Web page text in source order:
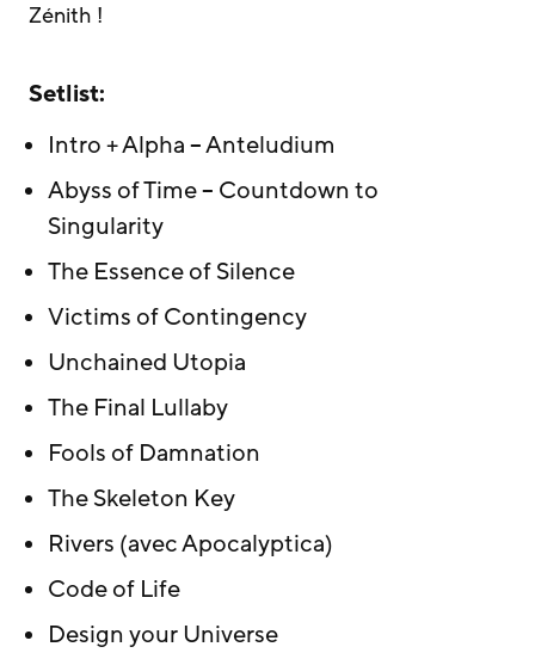
Zénith !
Setlist:
Intro + Alpha – Anteludium
Abyss of Time – Countdown to
Singularity
The Essence of Silence
Victims of Contingency
Unchained Utopia
The Final Lullaby
Fools of Damnation
The Skeleton Key
Rivers (avec Apocalyptica)
Code of Life
Design your Universe